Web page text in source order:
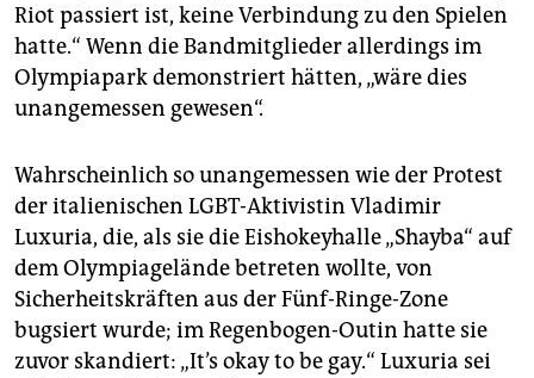
Riot passiert ist, keine Verbindung zu den Spielen
hatte.“ Wenn die Bandmitglieder allerdings im
Olympiapark demonstriert hätten, „wäre dies
unangemessen gewesen“.
Wahrscheinlich so unangemessen wie der Protest
der italienischen LGBT-Aktivistin Vladimir
Luxuria, die, als sie die Eishokeyhalle „Shayba“ auf
dem Olympiagelände betreten wollte, von
Sicherheitskräften aus der Fünf-Ringe-Zone
bugsiert wurde; im Regenbogen-Outin hatte sie
zuvor skandiert: „It’s okay to be gay.“ Luxuria sei